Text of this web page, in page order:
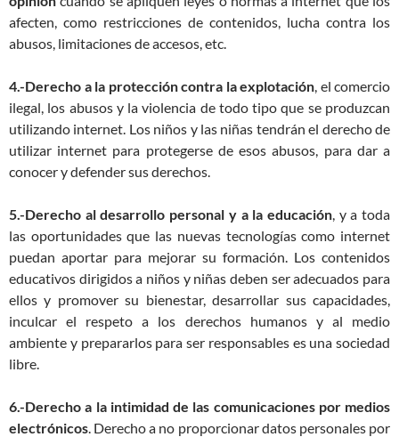
afecten, como restricciones de contenidos, lucha contra los
abusos, limitaciones de accesos, etc.
4.-Derecho a la protección contra la explotación , el comercio
ilegal, los abusos y la violencia de todo tipo que se produzcan
utilizando internet. Los niños y las niñas tendrán el derecho de
utilizar internet para protegerse de esos abusos, para dar a
conocer y defender sus derechos.
5.-Derecho al desarrollo personal y a la educación, y a toda
las oportunidades que las nuevas tecnologías como internet
puedan aportar para mejorar su formación. Los contenidos
educativos dirigidos a niños y niñas deben ser adecuados para
ellos y promover su bienestar, desarrollar sus capacidades,
inculcar el respeto a los derechos humanos y al medio
ambiente y prepararlos para ser responsables es una sociedad
libre.
6.-Derecho a la intimidad de las comunicaciones por medios
electrónicos . Derecho a no proporcionar datos personales por